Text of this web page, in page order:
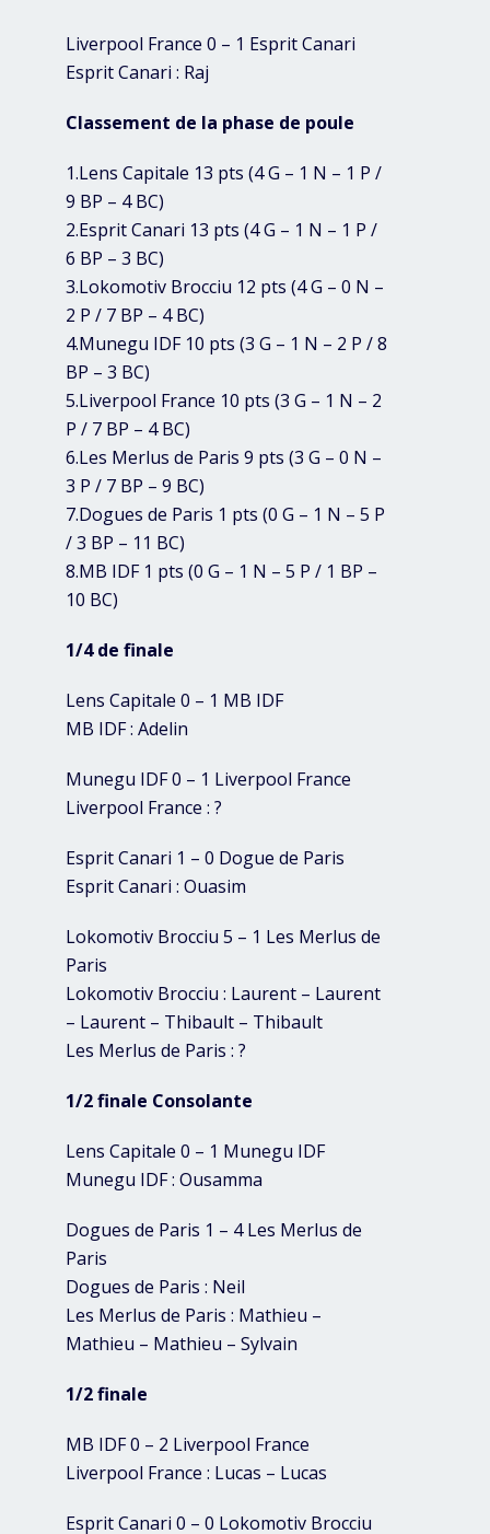
Liverpool France 0 – 1 Esprit Canari
Esprit Canari : Raj
Classement de la phase de poule
1.Lens Capitale 13 pts (4 G – 1 N – 1 P /
9 BP – 4 BC)
2.Esprit Canari 13 pts (4 G – 1 N – 1 P /
6 BP – 3 BC)
3.Lokomotiv Brocciu 12 pts (4 G – 0 N –
2 P / 7 BP – 4 BC)
4.Munegu IDF 10 pts (3 G – 1 N – 2 P / 8
BP – 3 BC)
5.Liverpool France 10 pts (3 G – 1 N – 2
P / 7 BP – 4 BC)
6.Les Merlus de Paris 9 pts (3 G – 0 N –
3 P / 7 BP – 9 BC)
7.Dogues de Paris 1 pts (0 G – 1 N – 5 P
/ 3 BP – 11 BC)
8.MB IDF 1 pts (0 G – 1 N – 5 P / 1 BP –
10 BC)
1/4 de finale
Lens Capitale 0 – 1 MB IDF
MB IDF : Adelin
Munegu IDF 0 – 1 Liverpool France
Liverpool France : ?
Esprit Canari 1 – 0 Dogue de Paris
Esprit Canari : Ouasim
Lokomotiv Brocciu 5 – 1 Les Merlus de
Paris
Lokomotiv Brocciu : Laurent – Laurent
– Laurent – Thibault – Thibault
Les Merlus de Paris : ?
1/2 finale Consolante
Lens Capitale 0 – 1 Munegu IDF
Munegu IDF : Ousamma
Dogues de Paris 1 – 4 Les Merlus de
Paris
Dogues de Paris : Neil
Les Merlus de Paris : Mathieu –
Mathieu – Mathieu – Sylvain
1/2 finale
MB IDF 0 – 2 Liverpool France
Liverpool France : Lucas – Lucas
Esprit Canari 0 – 0 Lokomotiv Brocciu